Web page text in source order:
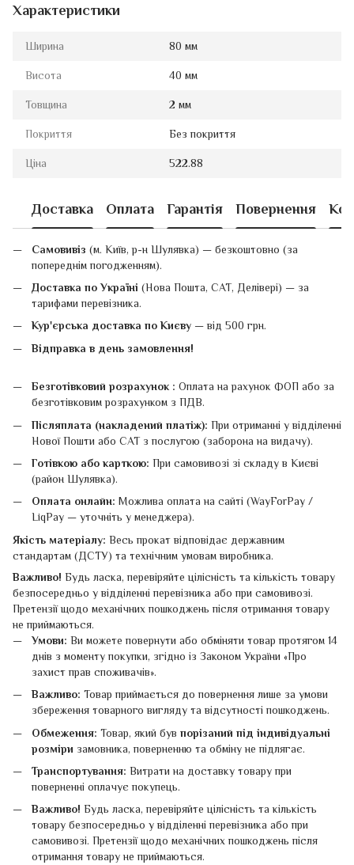
Характеристики
Ширина 80 мм
Висота 40 мм
Товщина 2 мм
Покриття Без покриття
Ціна 522.88
Доставка Оплата Гарантія Повернення
Самовивіз (м. Київ, р-н Шулявка) — безкоштовно (за
попереднім погодженням).
Доставка по Україні (Нова Пошта, САТ, Делівері) — за
тарифами перевізника.
Кур'єрська доставка по Києву — від 500 грн.
Відправка в день замовлення!
Безготівковий розрахунок : Оплата на рахунок ФОП або за
безготівковим розрахунком з ПДВ.
Післяплата (накладений платіж): При отриманні у відділенні
Нової Пошти або САТ з послугою (заборона на видачу).
Готівкою або карткою: При самовивозі зі складу в Києві
(район Шулявка).
Оплата онлайн: Можлива оплата на сайті (WayForPay /
LiqPay — уточніть у менеджера).
Якість матеріалу: Весь прокат відповідає державним
стандартам (ДСТУ) та технічним умовам виробника.
Важливо! Будь ласка, перевіряйте цілісність та кількість товару
безпосередньо у відділенні перевізника або при самовивозі.
Претензії щодо механічних пошкоджень після отримання товару
не приймаються.
Умови: Ви можете повернути або обміняти товар протягом 14
днів з моменту покупки, згідно із Законом України «Про
захист прав споживачів».
Важливо: Товар приймається до повернення лише за умови
збереження товарного вигляду та відсутності пошкоджень.
Обмеження: Товар, який був порізаний під індивідуальні
розміри замовника, поверненню та обміну не підлягає.
Транспортування: Витрати на доставку товару при
поверненні оплачує покупець.
Важливо! Будь ласка, перевіряйте цілісність та кількість
товару безпосередньо у відділенні перевізника або при
самовивозі. Претензії щодо механічних пошкоджень після
отримання товару не приймаються.